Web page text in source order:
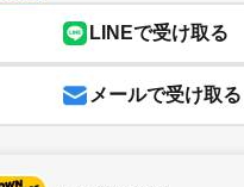
LINEで受け取る
メールで受け取る